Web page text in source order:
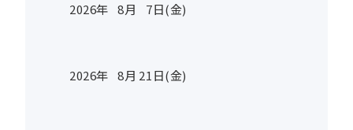
2026年 8月 7日(金)
2026年 8月 21日(金)